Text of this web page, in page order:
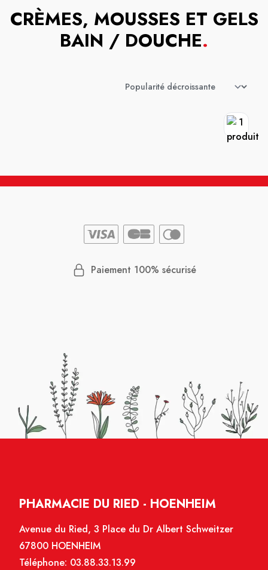
CRÈMES, MOUSSES ET GELS
BAIN / DOUCHE.
Paiement 100% sécurisé
PHARMACIE DU RIED - HOENHEIM
Avenue du Ried, 3 Place du Dr Albert Schweitzer
67800 HOENHEIM
Téléphone: 03.88.33.13.99